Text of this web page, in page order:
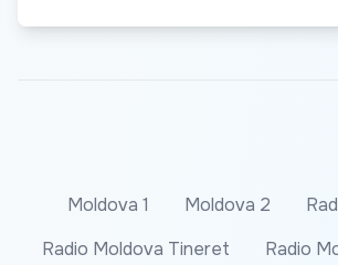
Moldova 1 Moldova 2
Radio Moldova Tineret
Radio